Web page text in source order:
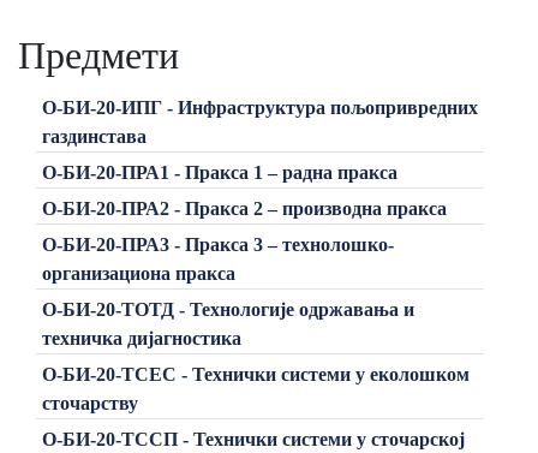
Предмети
О-БИ-20-ИПГ - Инфраструктура пољопривредних
газдинстава
О-БИ-20-ПРА1 - Пракса 1 – радна пракса
О-БИ-20-ПРА2 - Пракса 2 – производна пракса
О-БИ-20-ПРА3 - Пракса 3 – технолошко-
организациона пракса
О-БИ-20-ТОТД - Технологије одржавања и
техничка дијагностика
О-БИ-20-ТСЕС - Технички системи у еколошком
сточарству
О-БИ-20-ТССП - Технички системи у сточарској